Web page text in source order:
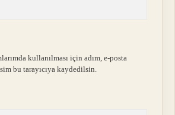
kullanılması için adım, e-posta
bu tarayıcıya kaydedilsin.